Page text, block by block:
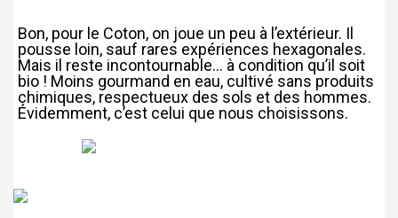
Bon, pour le Coton, on joue un peu à l’extérieur. Il
pousse loin, sauf rares expériences hexagonales.
Mais il reste incontournable… à condition qu’il soit
bio ! Moins gourmand en eau, cultivé sans produits
chimiques, respectueux des sols et des hommes.
Évidemment, c’est celui que nous choisissons.